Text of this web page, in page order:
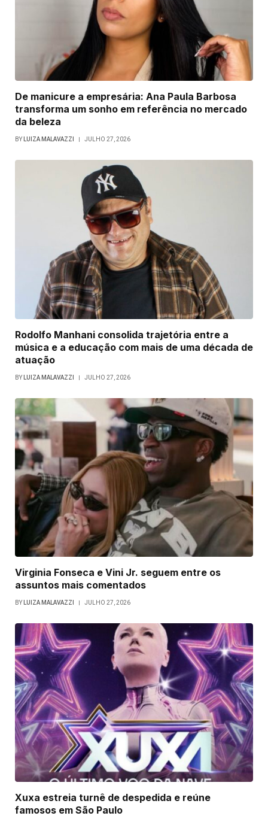
De manicure a empresária: Ana Paula Barbosa
transforma um sonho em referência no mercado
da beleza
BY LUIZA MALAVAZZI JULHO 27, 2026
Rodolfo Manhani consolida trajetória entre a
música e a educação com mais de uma década de
atuação
BY LUIZA MALAVAZZI JULHO 27, 2026
Virginia Fonseca e Vini Jr. seguem entre os
assuntos mais comentados
BY LUIZA MALAVAZZI JULHO 27, 2026
Xuxa estreia turnê de despedida e reúne
famosos em São Paulo